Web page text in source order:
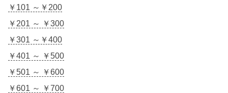
￥101 ～￥200
￥201 ～ ￥300
￥301 ～￥400
￥401 ～ ￥500
￥501 ～ ￥600
￥601 ～ ￥700